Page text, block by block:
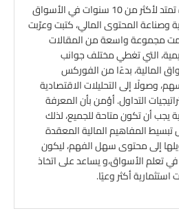
بخبرة تمتد لأكثر من 10 سنوات في الأسواق
وصناعة المحتوى المالي، كتبت وعرّبت
مجموعة واسعة من المقالات
التي تغطي مختلف جوانب
المالية، بدءًا من الفوركس
وصولًا إلى التحليلات الاقتصادية
التداول. أؤمن بأن المعرفة
يجب أن تكون متاحة للجميع، لذلك
تبسيط المفاهيم المالية المعقدة
إلى محتوى سهل الفهم، ليكون
تعلم الأسواق،و يساعد على اتخاذ
استثمارية أكثر وعيًا.